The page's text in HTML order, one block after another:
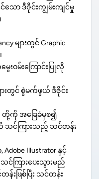
သော ဒီဇိုင်းကျွမ်းကျင်မှု
များတွင် Graphic
ေးဝမ်းကြောင်းပြုလို
ျားတွင် စွဲမက်ဖွယ် ဒီဇိုင်း
တို့ကို အခြေခံမှစ၍
သင်ကြားသည့် သင်တန်း
Illustrator နှင့်
သင်ကြားပေးသွားမည်
းဖြစ်ပြီး သင်တန်း